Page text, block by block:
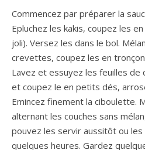
Commencez par préparer la
Epluchez les kakis, coupez les
joli). Versez les dans le bol.
crevettes, coupez les en
Lavez et essuyez les feuilles de
et coupez le en petits dés,
Emincez finement la ciboulette.
alternant les couches sans
pouvez les servir aussitôt ou
quelques heures. Gardez